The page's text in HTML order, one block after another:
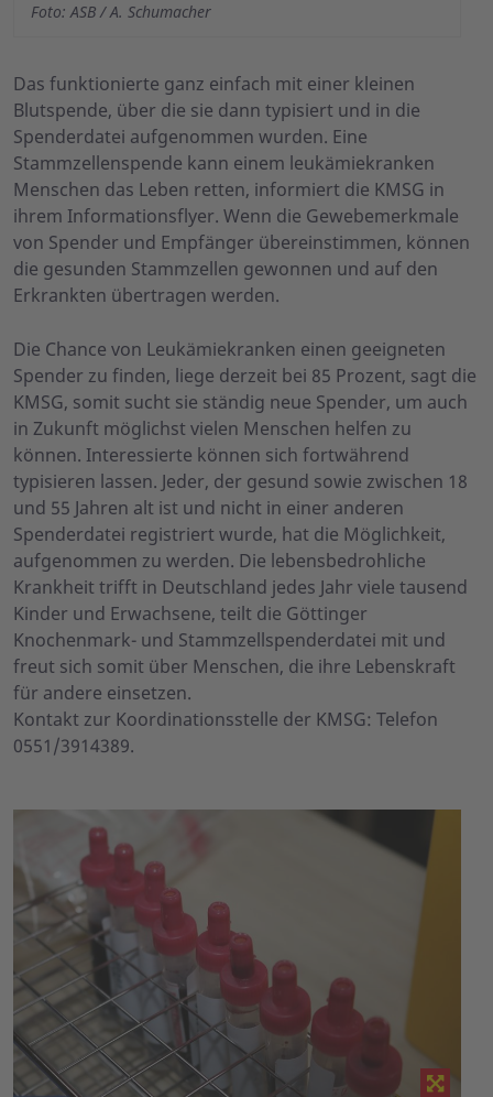
Foto: ASB / A. Schumacher
Das funktionierte ganz einfach mit einer kleinen
Blutspende, über die sie dann typisiert und in die
Spenderdatei aufgenommen wurden. Eine
Stammzellenspende kann einem leukämiekranken
Menschen das Leben retten, informiert die KMSG in
ihrem Informationsflyer. Wenn die Gewebemerkmale
von Spender und Empfänger übereinstimmen, können
die gesunden Stammzellen gewonnen und auf den
Erkrankten übertragen werden.
Die Chance von Leukämiekranken einen geeigneten
Spender zu finden, liege derzeit bei 85 Prozent, sagt die
KMSG, somit sucht sie ständig neue Spender, um auch
in Zukunft möglichst vielen Menschen helfen zu
können. Interessierte können sich fortwährend
typisieren lassen. Jeder, der gesund sowie zwischen 18
und 55 Jahren alt ist und nicht in einer anderen
Spenderdatei registriert wurde, hat die Möglichkeit,
aufgenommen zu werden. Die lebensbedrohliche
Krankheit trifft in Deutschland jedes Jahr viele tausend
Kinder und Erwachsene, teilt die Göttinger
Knochenmark- und Stammzellspenderdatei mit und
freut sich somit über Menschen, die ihre Lebenskraft
für andere einsetzen.
Kontakt zur Koordinationsstelle der KMSG: Telefon
0551/3914389.